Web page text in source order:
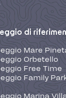
di
Mare
Orbetello
Free Time
Family
Marina